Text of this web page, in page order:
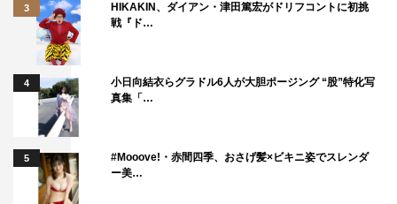
3
HIKAKIN、ダイアン・津田篤宏がドリフコントに初挑
戦『ド…
4
小日向結衣らグラドル6人が大胆ポージング “股”特化写
真集「…
5
#Mooove!・赤間四季、おさげ髪×ビキニ姿でスレンダ
ー美…